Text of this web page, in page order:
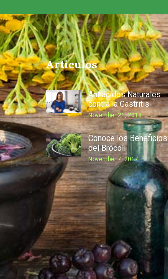
Articulos
Antiácidos Naturales
contra la Gastritis
November 21, 2018
Conoce los Beneficios
del Brócoli
November 7, 2017